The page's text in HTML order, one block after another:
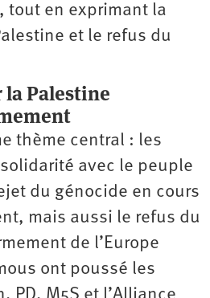
tout en exprimant la
et le refus du
la Palestine
thème central : les
avec le peuple
du génocide en cours
mais aussi le refus du
de l’Europe
ont poussé les